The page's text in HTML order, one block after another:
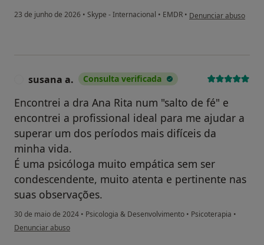
23 de junho de 2026 • Skype - Internacional • EMDR • na opinião do
Denunciar abuso
susana a. Consulta verificada
Encontrei a dra Ana Rita num "salto de fé" e
encontrei a profissional ideal para me ajudar a
superar um dos períodos mais difíceis da
minha vida.
É uma psicóloga muito empática sem ser
condescendente, muito atenta e pertinente nas
suas observações.
30 de maio de 2024 • Psicologia & Desenvolvimento • Psicoterapia •
na opinião do utilizador susana a.
Denunciar abuso